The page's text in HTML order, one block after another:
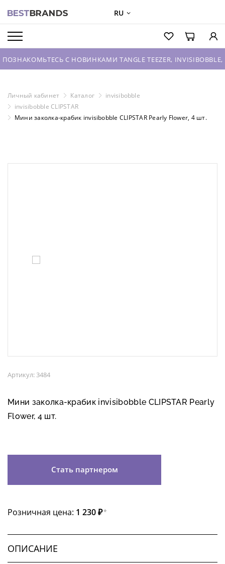
RU
С НОВИНКАМИ TANGLE TEEZER, INVISIBOBBLE, HOUSE
Личный кабинет Каталог
invisibobble
invisibobble CLIPSTAR
Мини заколка-крабик invisibobble CLIPSTAR Pearly Flower, 4 шт.
Артикул: 3484
Мини заколка-крабик invisibobble CLIPSTAR Pearly
Flower, 4 шт.
Стать партнером
Розничная цена: 1 230 ₽*
ОПИСАНИЕ
О БРЕНДАХ
КАТАЛОГ
О КОМПАНИИ
ОПТОВЫЕ ПРОДАЖИ
ВХОД ДЛЯ ПАРТНЕРОВ